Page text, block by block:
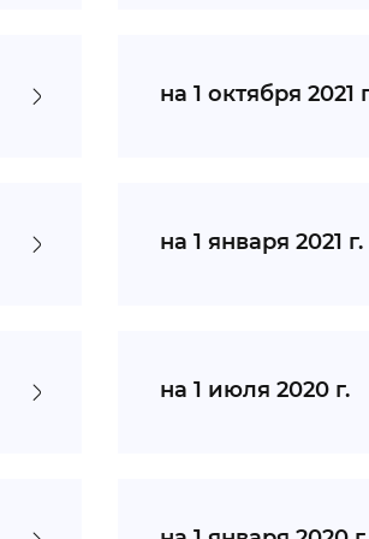
на 1 октября 2021
на 1 января 2021 г.
на 1 июля 2020 г.